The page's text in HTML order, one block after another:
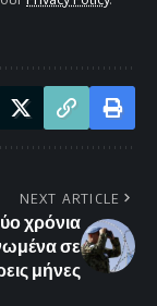
NEXT ARTICLE
χρόνια
σε
μήνες